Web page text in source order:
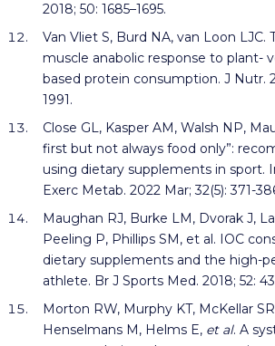
2018; 50: 1685–1695.
Van Vliet S, Burd NA, van Loon LJC.
muscle anabolic response to plant-
based protein consumption. J Nutr.
1991.
Close GL, Kasper AM, Walsh NP,
first but not always food only”:
using dietary supplements in sport.
Exerc Metab. 2022 Mar; 32(5): 371-
Maughan RJ, Burke LM, Dvorak J,
Peeling P, Phillips SM, et al. IOC
dietary supplements and the high-
athlete. Br J Sports Med. 2018; 52:
Morton RW, Murphy KT, McKellar
Henselmans M, Helms E, et al. A